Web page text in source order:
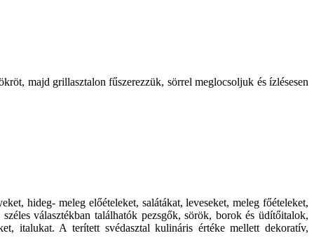
majd grillasztalon fűszerezzük, sörrel meglocsoljuk és ízlésesen
hideg- meleg előételeket, salátákat, leveseket, meleg főételeket,
választékban találhatók pezsgők, sörök, borok és üdítőitalok,
italukat. A terített svédasztal kulináris értéke mellett dekoratív,